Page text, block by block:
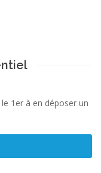
1er à en déposer un